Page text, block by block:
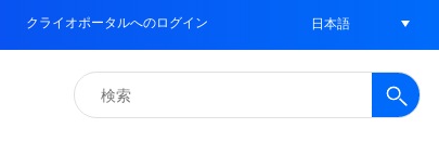
クライオポータルへのログイン 日本語
検
索: